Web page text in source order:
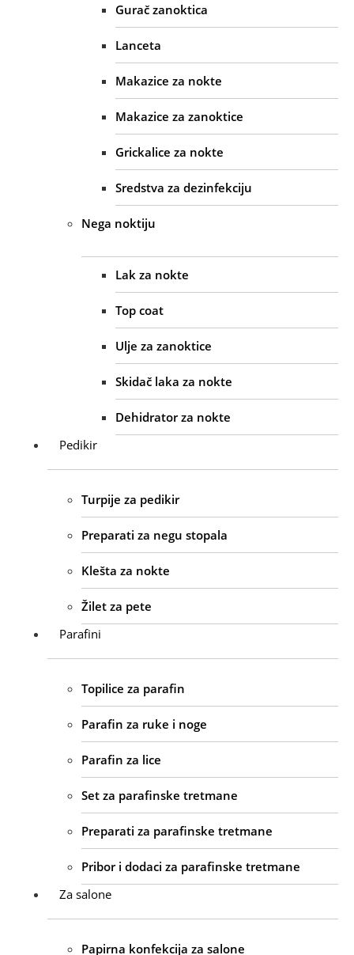
Gurač zanoktica
Lanceta
Makazice za nokte
Makazice za zanoktice
Grickalice za nokte
Sredstva za dezinfekciju
Nega noktiju
Lak za nokte
Top coat
Ulje za zanoktice
Skidač laka za nokte
Dehidrator za nokte
Pedikir
Turpije za pedikir
Preparati za negu stopala
Klešta za nokte
Žilet za pete
Parafini
Topilice za parafin
Parafin za ruke i noge
Parafin za lice
Set za parafinske tretmane
Preparati za parafinske tretmane
Pribor i dodaci za parafinske tretmane
Za salone
Papirna konfekcija za salone